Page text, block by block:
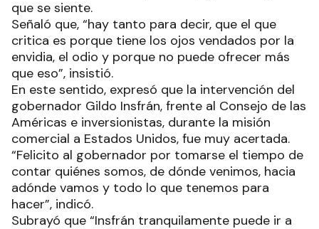
que se siente.
Señaló que, “hay tanto para decir, que el que
critica es porque tiene los ojos vendados por la
envidia, el odio y porque no puede ofrecer más
que eso”, insistió.
En este sentido, expresó que la intervención del
gobernador Gildo Insfrán, frente al Consejo de las
Américas e inversionistas, durante la misión
comercial a Estados Unidos, fue muy acertada.
“Felicito al gobernador por tomarse el tiempo de
contar quiénes somos, de dónde venimos, hacia
adónde vamos y todo lo que tenemos para
hacer”, indicó.
Subrayó que “Insfrán tranquilamente puede ir a